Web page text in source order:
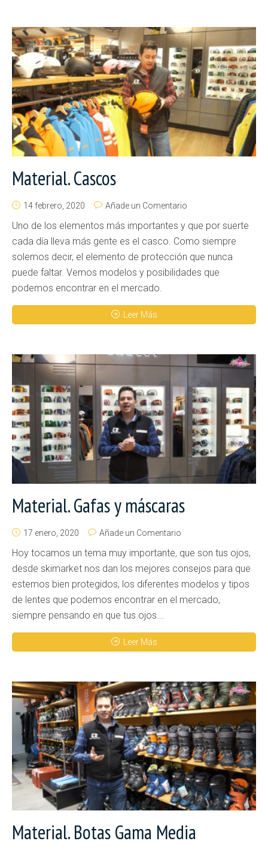
Material. Cascos
14 febrero, 2020 Añade un Comentario
Uno de los elementos más importantes y que por suerte
cada día lleva más gente es el casco. Como siempre
solemos decir, el elemento de protección que nunca
puede faltar. Vemos modelos y posibilidades que
podemos encontrar en el mercado.
Leer Más
Material. Gafas y máscaras
17 enero, 2020 Añade un Comentario
Hoy tocamos un tema muy importante, que son tus ojos,
desde skimarket nos dan los mejores consejos para que
estemos bien protegidos, los diferentes modelos y tipos
de lentes que podemos encontrar en el mercado,
siempre pensando en que tus ojos...
Leer Más
Material. Botas Gama Media